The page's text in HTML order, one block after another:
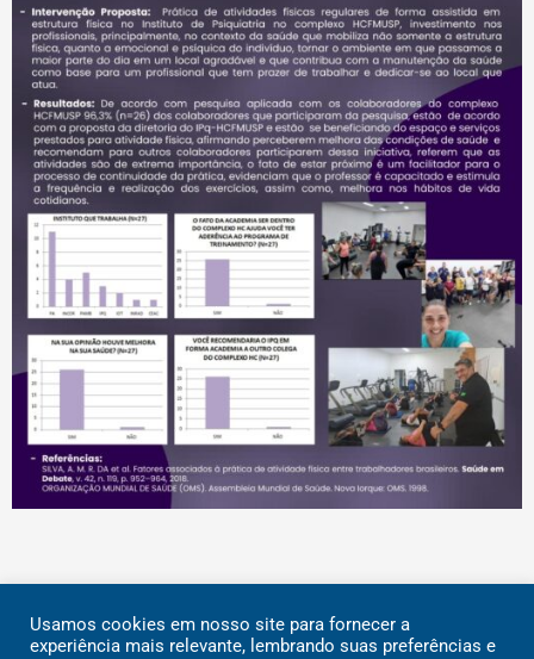
Rua Dr. Ovídio Pires de Campos, 785 | CEP 05403-903 | São
Usamos cookies em nosso site para fornecer a
experiência mais relevante, lembrando suas preferências e